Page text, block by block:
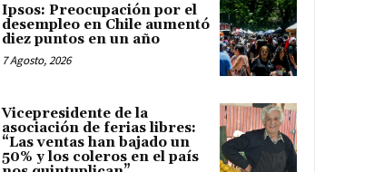
Ipsos: Preocupación por el
desempleo en Chile aumentó
diez puntos en un año
7 Agosto, 2026
Vicepresidente de la
asociación de ferias libres:
“Las ventas han bajado un
50% y los coleros en el país